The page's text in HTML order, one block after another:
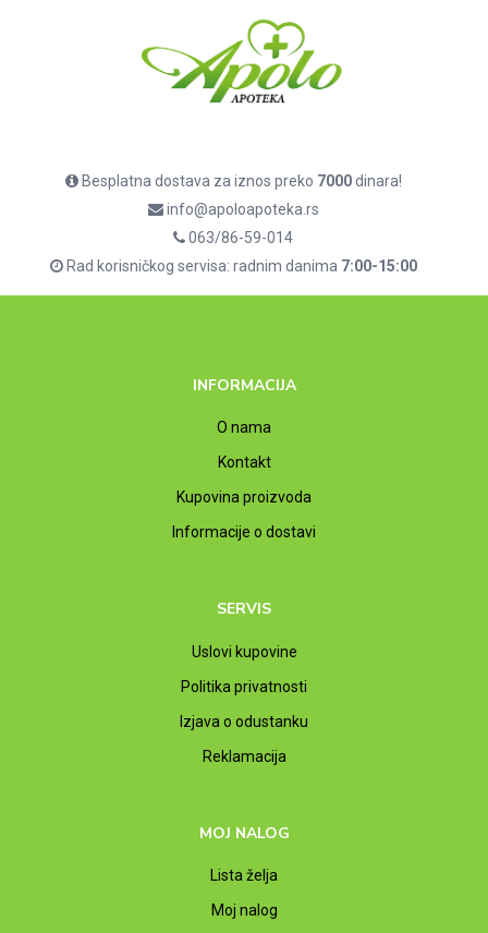
Besplatna dostava za iznos preko 7000dinara!
info@apoloapoteka.rs
063/86-59-014
Rad korisničkog servisa: radnim danima 7:00-15:00
INFORMACIJA
O nama
Kontakt
Kupovina proizvoda
Informacije o dostavi
SERVIS
Uslovi kupovine
Politika privatnosti
Izjava o odustanku
Reklamacija
MOJ NALOG
Lista želja
Moj nalog